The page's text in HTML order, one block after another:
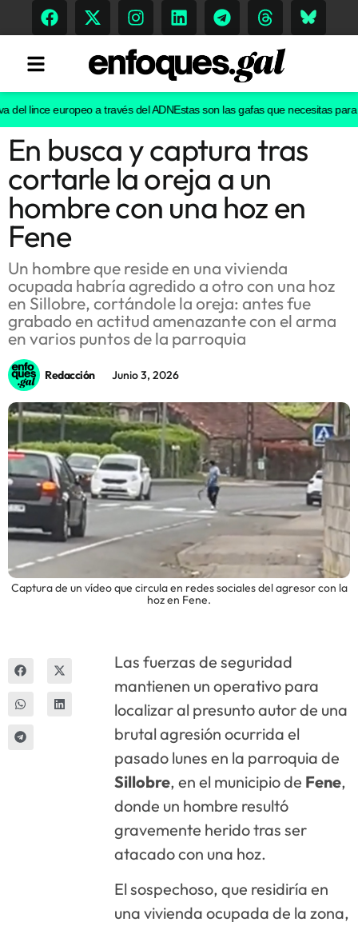
Tendencias
Memoria Histórica
Gastronomía
Escenarios
Sostenibilidad
Innova
lince europeo a través del ADNEstas son las gafas que necesitas para
En busca y captura tras
cortarle la oreja a un
hombre con una hoz en
Fene
Un hombre que reside en una vivienda
ocupada habría agredido a otro con una hoz
en Sillobre, cortándole la oreja: antes fue
grabado en actitud amenazante con el arma
en varios puntos de la parroquia
Redacción Junio 3, 2026
Captura de un vídeo que circula en redes sociales del agresor con la
hoz en Fene.
Las fuerzas de seguridad
mantienen un operativo para
localizar al presunto autor de una
brutal agresión ocurrida el
pasado lunes en la parroquia de
Sillobre, en el municipio de Fene,
donde un hombre resultó
gravemente herido tras ser
atacado con una hoz.
El sospechoso, que residiría en
una vivienda ocupada de la zona,